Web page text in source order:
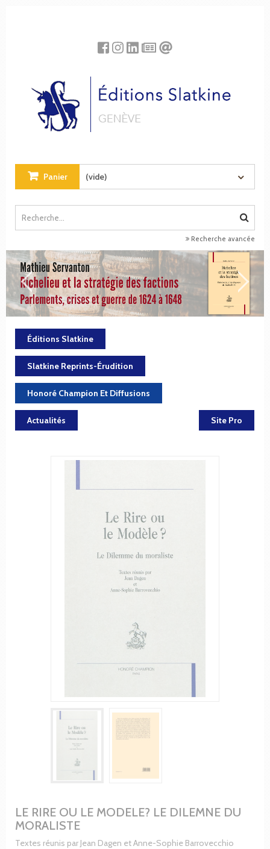
Panier (vide)
Recherche avancée
Éditions Slatkine
Slatkine Reprints-Érudition
Honoré Champion Et Diffusions
Actualités Site Pro
LE RIRE OU LE MODELE? LE DILEMNE DU
MORALISTE
Textes réunis par Jean Dagen et Anne-Sophie Barrovecchio